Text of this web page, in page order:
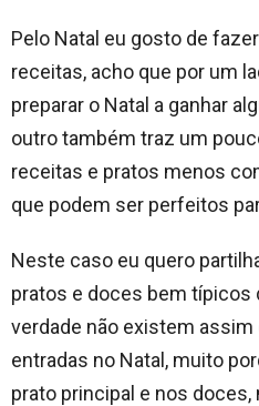
Pelo Natal eu gosto de
receitas, acho que por um
preparar o Natal a ganhar
outro também traz um
receitas e pratos menos
que podem ser perfeitos
Neste caso eu quero
pratos e doces bem típicos
verdade não existem
entradas no Natal, muito
prato principal e nos